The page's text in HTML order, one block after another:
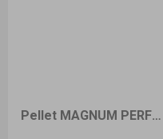
Pellet MAGNUM PERFECT 975kg